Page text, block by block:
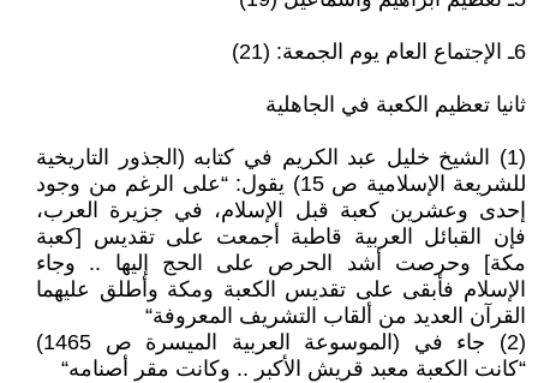
6ـ الإجتماع العام يوم الجمعة: (21)
ثانيا تعظيم الكعبة في الجاهلية
(1) الشيخ خليل عبد الكريم في كتابه (الجذور التاريخية
للشريعة الإسلامية ص 15) يقول: “على الرغم من وجود
إحدى وعشرين كعبة قبل الإسلام، في جزيرة العرب،
فإن القبائل العربية قاطبة أجمعت على تقديس [كعبة
مكة] وحرصت أشد الحرص على الحج إليها .. وجاء
الإسلام فأبقى على تقديس الكعبة ومكة وأطلق عليهما
القرآن العديد من ألقاب التشريف المعروفة“
(2) جاء في (الموسوعة العربية الميسرة ص 1465)
“كانت الكعبة معبد قريش الأكبر .. وكانت مقر أصنامه“